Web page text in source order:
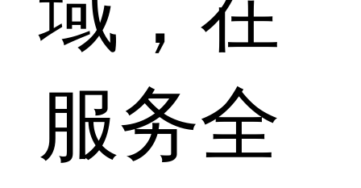
服务全